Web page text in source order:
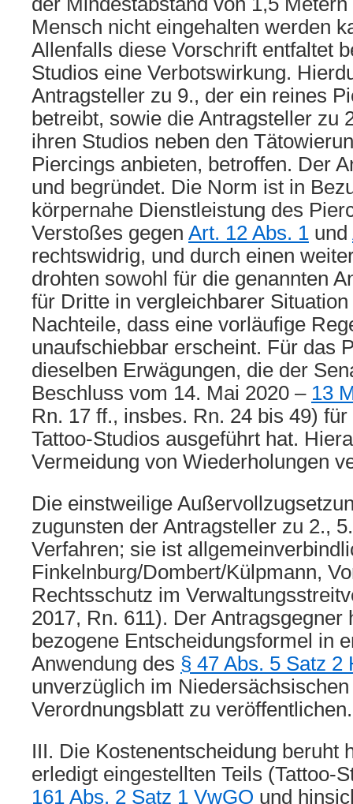
Mensch nicht eingehalten werden
Allenfalls diese Vorschrift entfaltet
Studios eine Verbotswirkung.
Antragsteller zu 9., der ein reines
betreibt, sowie die Antragsteller zu
ihren Studios neben den
Piercings anbieten, betroffen. Der
und begründet. Die Norm ist in
körpernahe Dienstleistung des
Verstoßes gegen Art. 12 Abs. 1 und
rechtswidrig, und durch einen
drohten sowohl für die genannten
für Dritte in vergleichbarer
Nachteile, dass eine vorläufige
unaufschiebbar erscheint. Für das
dieselben Erwägungen, die der
Beschluss vom 14. Mai 2020 – 13
Rn. 17 ff., insbes. Rn. 24 bis 49)
Tattoo-Studios ausgeführt hat.
Vermeidung von Wiederholungen
Die einstweilige
zugunsten der Antragsteller zu 2.,
Verfahren; sie ist
Finkelnburg/Dombert/Külpmann,
Rechtsschutz im
2017, Rn. 611). Der Antragsgegner
bezogene Entscheidungsformel in
Anwendung des § 47 Abs. 5 Satz 2
unverzüglich im
Verordnungsblatt zu veröffentlichen.
III. Die Kostenentscheidung beruht
erledigt eingestellten Teils (Tattoo-
161 Abs. 2 Satz 1 VwGO und